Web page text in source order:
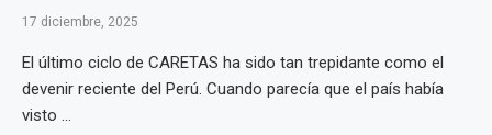
17 diciembre, 2025
El último ciclo de CARETAS ha sido tan trepidante como el
devenir reciente del Perú. Cuando parecía que el país había
visto ...